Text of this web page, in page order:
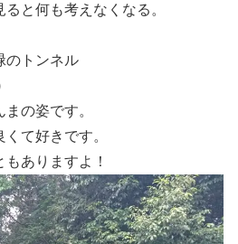
と何も考えなくなる。
のトンネル
の姿です。
て好きです。
ありますよ！